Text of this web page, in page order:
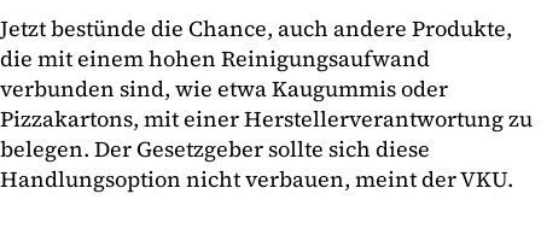
Jetzt bestünde die Chance, auch andere Produkte,
die mit einem hohen Reinigungsaufwand
verbunden sind, wie etwa Kaugummis oder
Pizzakartons, mit einer Herstellerverantwortung zu
belegen. Der Gesetzgeber sollte sich diese
Handlungsoption nicht verbauen, meint der VKU.